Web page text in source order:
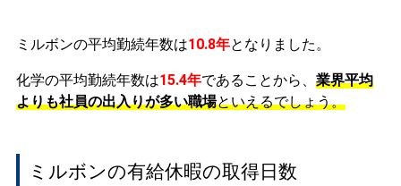
ミルボンの平均勤続年数は10.8年となりました。
化学の平均勤続年数は15.4年であることから、 業界平均
よりも社員の出入りが多い職場といえるでしょう。
ミルボンの有給休暇の取得日数